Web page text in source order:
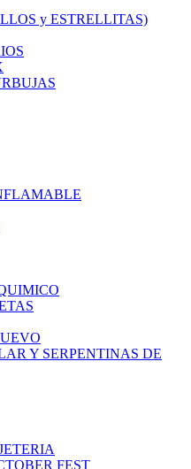
y ESTRELLITAS)
Y SERPENTINAS DE
FEST